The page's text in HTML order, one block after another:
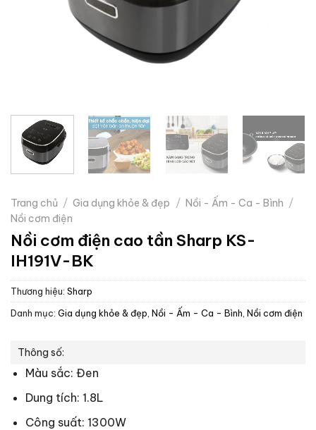
Trang chủ / Gia dụng khỏe & đẹp / Nồi - Ấm - Ca - Bình /
Nồi cơm điện
Nồi cơm điện cao tần Sharp KS-
IH191V-BK
Thương hiệu: Sharp
Danh mục: Gia dụng khỏe & đẹp Nồi - Ấm - Ca - Bình Nồi cơm điện
Thông số:
Màu sắc: Đen
Dung tích: 1.8L
Công suất: 1300W